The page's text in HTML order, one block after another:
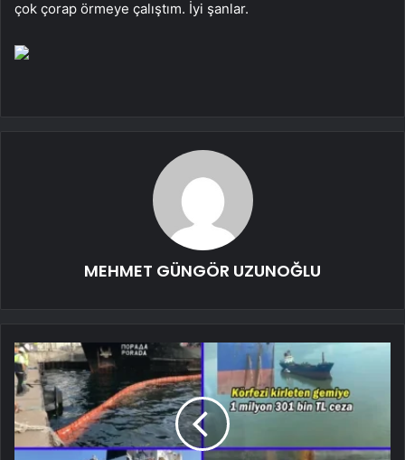
çok çorap örmeye çalıştım. İyi şanlar.
MEHMET GÜNGÖR UZUNOĞLU